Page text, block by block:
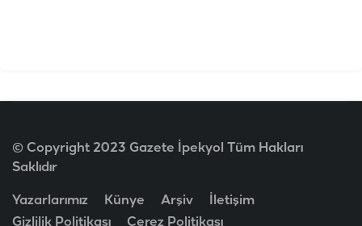
© Copyright 2023 Gazete İpekyol Tüm Hakları
Saklıdır
Yazarlarımız Künye Arşiv
İletişim
Gizlilik Politikası
Çerez Politikası